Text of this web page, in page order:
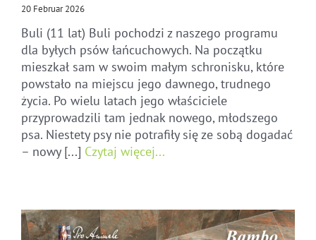
20 Februar 2026
Buli (11 lat) Buli pochodzi z naszego programu
dla byłych psów łańcuchowych. Na początku
mieszkał sam w swoim małym schronisku, które
powstało na miejscu jego dawnego, trudnego
życia. Po wielu latach jego właściciele
przyprowadzili tam jednak nowego, młodszego
psa. Niestety psy nie potrafiły się ze sobą dogadać
– nowy [...] Czytaj więcej...